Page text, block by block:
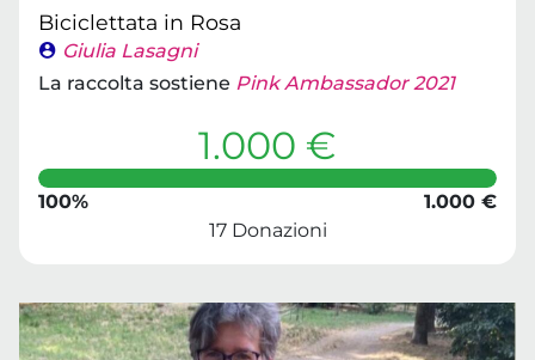
Biciclettata in Rosa
Giulia Lasagni
La raccolta sostiene Pink Ambassador 2021
1.000 €
100%
1.000 €
17 Donazioni